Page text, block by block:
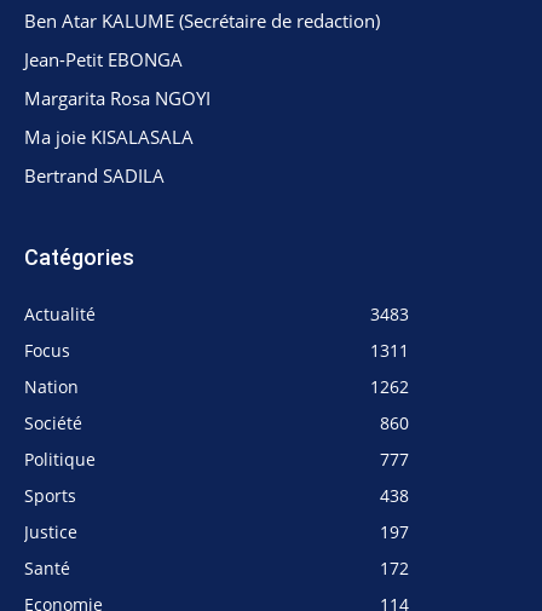
Ben Atar KALUME (Secrétaire de redaction)
Jean-Petit EBONGA
Margarita Rosa NGOYI
Ma joie KISALASALA
Bertrand SADILA
Catégories
Actualité
3483
Focus
1311
Nation
1262
Société
860
Politique
777
Sports
438
Justice
197
Santé
172
Economie
114